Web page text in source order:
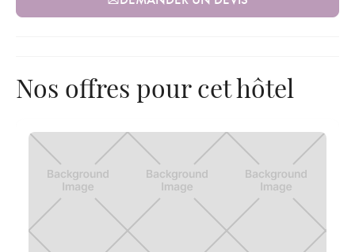
Nos offres pour cet hôtel